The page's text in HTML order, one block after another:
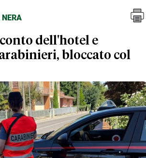
dell'hotel e
bloccato col